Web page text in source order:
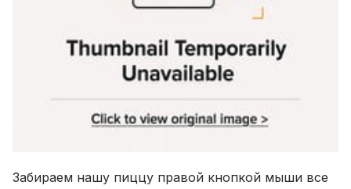
Забираем нашу пиццу правой кнопкой мыши все